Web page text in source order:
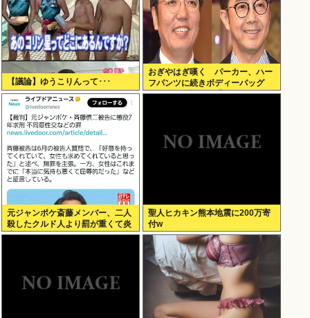
【議論】ゆうこりんって･･･
おぎやはぎ嘆く パーカー、ハー
フパンツに続きボディーバッグ
も“ダサい”論争に「なんでおじさ
元ジャンポケ斎藤メンバー、二人
殺したクルド人より罰が重くて炎
上www
聖人ヒカキン熊本地震に200万寄
付w